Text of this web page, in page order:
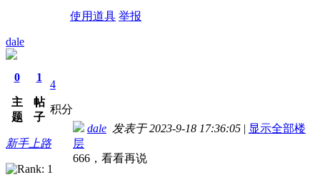
使用道具 举报
dale
0
主
题
1
帖
子
4
积分
新手上路
dale 发表于 2023-9-18 17:36:05 | 显示全部楼
层
666，看看再说